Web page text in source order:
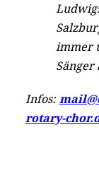
immer
Sänger
Infos:
rotary-